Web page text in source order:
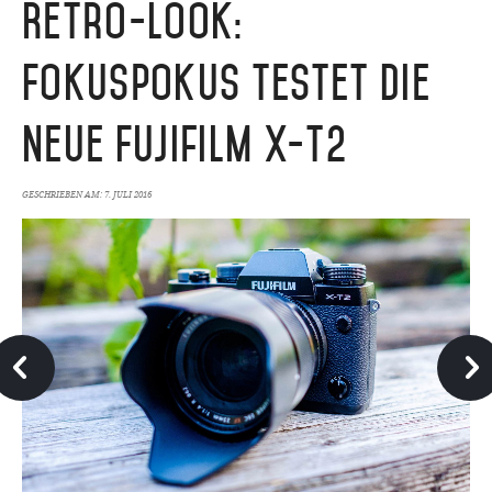
Retro-Look:
Fokuspokus testet die
neue Fujifilm X-T2
GESCHRIEBEN AM: 7. JULI 2016